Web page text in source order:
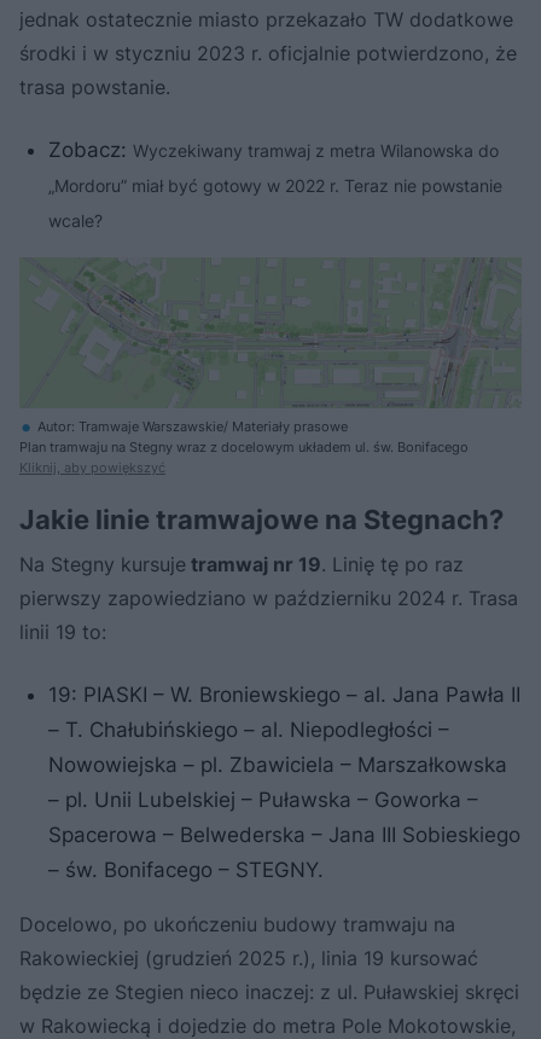
jednak ostatecznie miasto przekazało TW dodatkowe
środki i w styczniu 2023 r. oficjalnie potwierdzono, że
trasa powstanie.
Zobacz: Wyczekiwany tramwaj z metra Wilanowska do
„Mordoru” miał być gotowy w 2022 r. Teraz nie powstanie
wcale?
Autor: Tramwaje Warszawskie/ Materiały prasowe
Plan tramwaju na Stegny wraz z docelowym układem ul. św. Bonifacego
Kliknij, aby powiększyć
Jakie linie tramwajowe na Stegnach?
Na Stegny kursuje tramwaj nr 19. Linię tę po raz
pierwszy zapowiedziano w październiku 2024 r. Trasa
linii 19 to:
19: PIASKI – W. Broniewskiego – al. Jana Pawła II
– T. Chałubińskiego – al. Niepodległości –
Nowowiejska – pl. Zbawiciela – Marszałkowska
– pl. Unii Lubelskiej – Puławska – Goworka –
Spacerowa – Belwederska – Jana III Sobieskiego
– św. Bonifacego – STEGNY.
Docelowo, po ukończeniu budowy tramwaju na
Rakowieckiej (grudzień 2025 r.), linia 19 kursować
będzie ze Stegien nieco inaczej: z ul. Puławskiej skręci
w Rakowiecką i dojedzie do metra Pole Mokotowskie,